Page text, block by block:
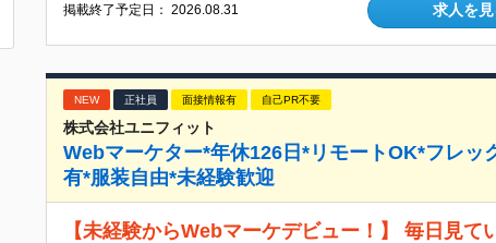
掲載終了予定日：2026.08.31 求人を見
NEW 正社員 面接情報有 自己PR不要
株式会社ユニフィット
Webマーケター*年休126日*リモートOK*フレッ
有*服装自由*未経験歓迎
【未経験からWebマーケデビュー！】 毎日見